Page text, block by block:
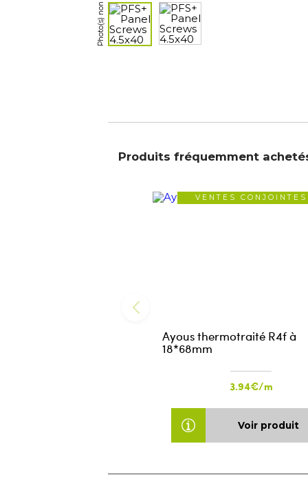
Produits fréquemment
VENTES CONJOINTES
Ayous thermotraité R4f à
18*68mm
3.94€/m
Voir produit